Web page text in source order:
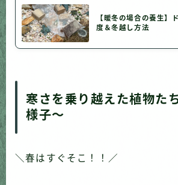
【暖冬の場合の養生】
度＆冬越し方法
寒さを乗り越えた植物た
様子〜
＼春はすぐそこ！！／